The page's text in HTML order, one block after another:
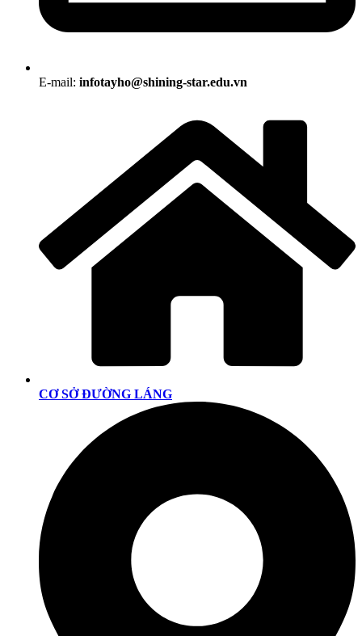
E-mail: infotayho@shining-star.edu.vn
CƠ SỞ ĐƯỜNG LÁNG